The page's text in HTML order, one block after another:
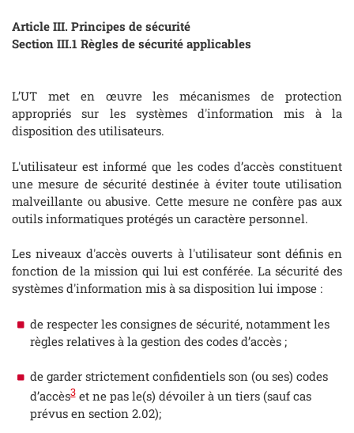
Article III. Principes de sécurité
Section III.1 Règles de sécurité applicables
L’UT met en œuvre les mécanismes de protection
appropriés sur les systèmes d'information mis à la
disposition des utilisateurs.
L'utilisateur est informé que les codes d’accès constituent
une mesure de sécurité destinée à éviter toute utilisation
malveillante ou abusive. Cette mesure ne confère pas aux
outils informatiques protégés un caractère personnel.
Les niveaux d'accès ouverts à l'utilisateur sont définis en
fonction de la mission qui lui est conférée. La sécurité des
systèmes d'information mis à sa disposition lui impose :
de respecter les consignes de sécurité, notamment les
règles relatives à la gestion des codes d’accès ;
de garder strictement confidentiels son (ou ses) codes
d’accès3et ne pas le(s) dévoiler à un tiers (sauf cas
prévus en section 2.02);